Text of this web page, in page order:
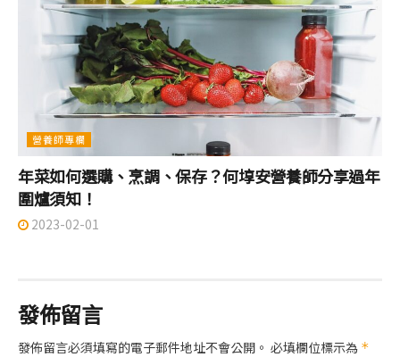
營養師專欄
年菜如何選購、烹調、保存？何埻安營養師分享過年
圍爐須知！
2023-02-01
發佈留言
發佈留言必須填寫的電子郵件地址不會公開。 必填欄位標示為 *